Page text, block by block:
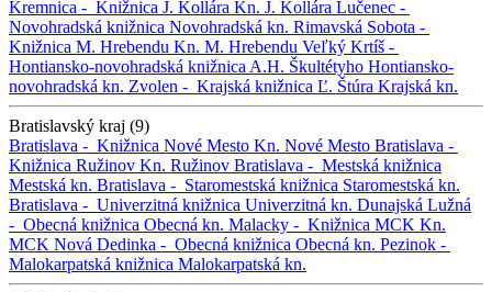
Kremnica - Knižnica J. Kollára Kn. J. Kollára Lučenec -
Novohradská knižnica Novohradská kn. Rimavská Sobota -
Knižnica M. Hrebendu Kn. M. Hrebendu Veľký Krtíš -
Hontiansko-novohradská knižnica A.H. Škultétyho Hontiansko-
novohradská kn. Zvolen - Krajská knižnica Ľ. Štúra Krajská kn.
Bratislavský kraj (9)
Bratislava - Knižnica Nové Mesto Kn. Nové Mesto Bratislava -
Knižnica Ružinov Kn. Ružinov Bratislava - Mestská knižnica
Mestská kn. Bratislava - Staromestská knižnica Staromestská kn.
Bratislava - Univerzitná knižnica Univerzitná kn. Dunajská Lužná
- Obecná knižnica Obecná kn. Malacky - Knižnica MCK Kn.
MCK Nová Dedinka - Obecná knižnica Obecná kn. Pezinok -
Malokarpatská knižnica Malokarpatská kn.